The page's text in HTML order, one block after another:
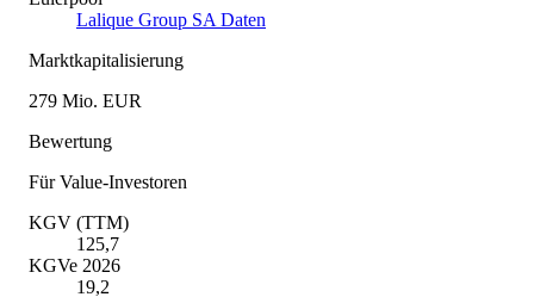
Lalique Group SA Daten
Marktkapitalisierung
279 Mio. EUR
Bewertung
Für Value-Investoren
KGV (TTM)
125,7
KGVe 2026
19,2